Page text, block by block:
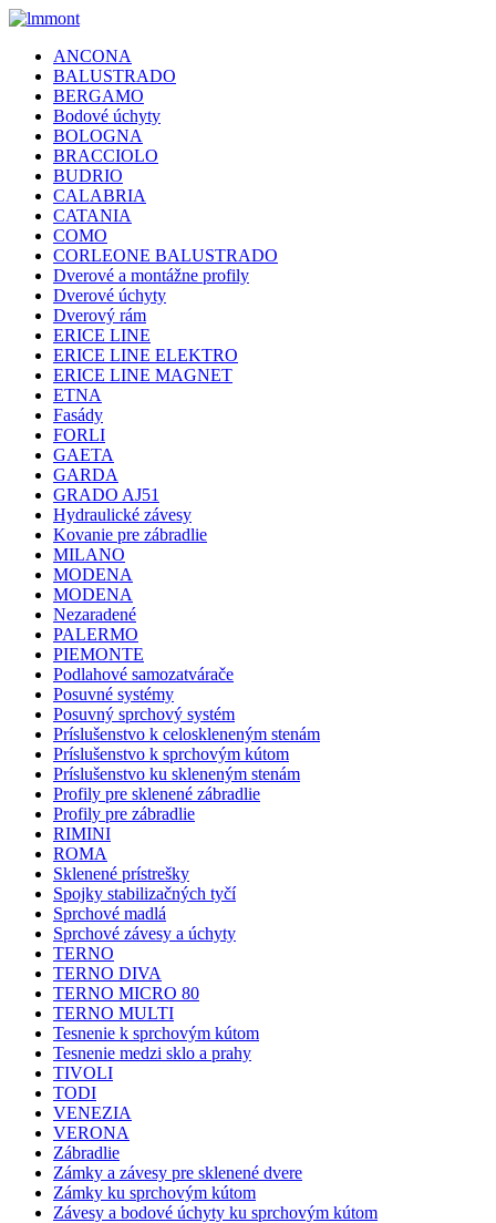
ANCONA
BALUSTRADO
BERGAMO
Bodové úchyty
BOLOGNA
BRACCIOLO
BUDRIO
CALABRIA
CATANIA
COMO
CORLEONE BALUSTRADO
Dverové a montážne profily
Dverové úchyty
Dverový rám
ERICE LINE
ERICE LINE ELEKTRO
ERICE LINE MAGNET
ETNA
Fasády
FORLI
GAETA
GARDA
GRADO AJ51
Hydraulické závesy
Kovanie pre zábradlie
MILANO
MODENA
MODENA
Nezaradené
PALERMO
PIEMONTE
Podlahové samozatvárače
Posuvné systémy
Posuvný sprchový systém
Príslušenstvo k celoskleneným stenám
Príslušenstvo k sprchovým kútom
Príslušenstvo ku skleneným stenám
Profily pre sklenené zábradlie
Profily pre zábradlie
RIMINI
ROMA
Sklenené prístrešky
Spojky stabilizačných tyčí
Sprchové madlá
Sprchové závesy a úchyty
TERNO
TERNO DIVA
TERNO MICRO 80
TERNO MULTI
Tesnenie k sprchovým kútom
Tesnenie medzi sklo a prahy
TIVOLI
TODI
VENEZIA
VERONA
Zábradlie
Zámky a závesy pre sklenené dvere
Zámky ku sprchovým kútom
Závesy a bodové úchyty ku sprchovým kútom